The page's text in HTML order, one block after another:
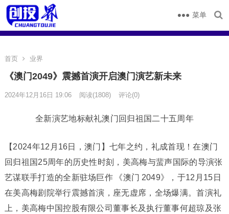
菜单
首页 业界
《澳门2049》震撼首演开启澳门演艺新未来
2024年12月16日 19:06 阅读(1808) 评论(0)
全新演艺地标献礼澳门回归祖国二十五周年
【2024年12月16日，澳门】七年之约，礼成首现！在澳门
回归祖国25周年的历史性时刻，美高梅与蜚声国际的导演张
艺谋联手打造的全新驻场巨作 《澳门 2049》，于12月15日
在美高梅剧院举行震撼首演，座无虚席，全场爆满。首演礼
上，美高梅中国控股有限公司董事长及执行董事何超琼及张